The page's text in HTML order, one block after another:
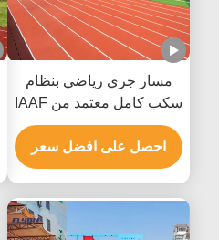
مسار جري رياضي بنظام
سكب كامل معتمد من IAAF
ومضاد للأشعة فوق
البنفسجية مع عمر افتراضي
من 10 إلى 20 سنة وضمان
احصل على افضل سعر